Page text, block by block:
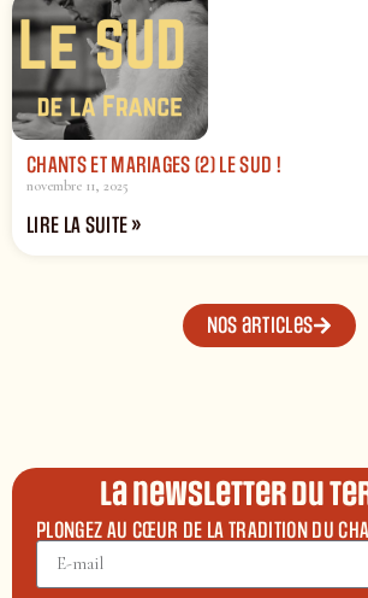
CHANTS ET MARIAGES (2) LE SUD !
novembre 11, 2025
LIRE LA SUITE »
Nos articles
La newsletter du
PLONGEZ AU CŒUR DE LA TRADITION DU